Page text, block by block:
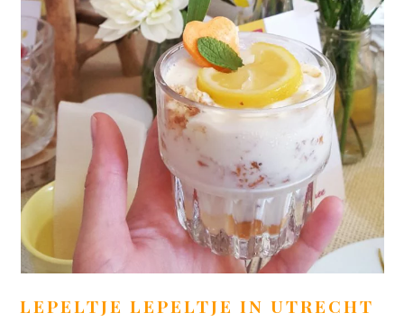
LEPELTJE LEPELTJE IN UTRECHT